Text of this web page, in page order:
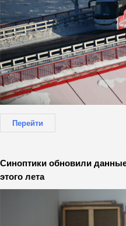
Перейти
Синоптики обновили
этого лета